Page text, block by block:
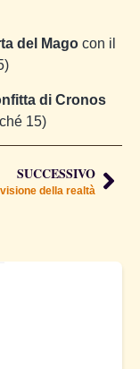
del Mago con il
di Cronos
15)
SUCCESSIVO
visione della realtà